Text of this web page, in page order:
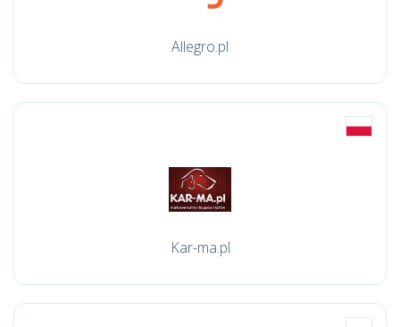
Allegro.pl
Kar-ma.pl